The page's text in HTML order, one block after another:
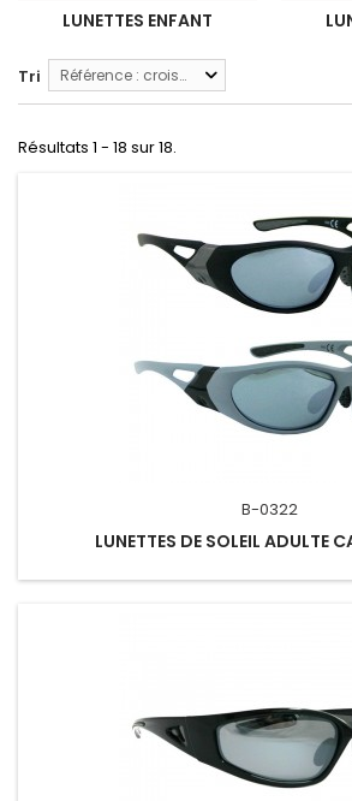
LUNETTES ENFANT
Tri Référence : croissante
Résultats 1 - 18 sur 18.
B-0322
LUNETTES DE SOLEIL ADULTE